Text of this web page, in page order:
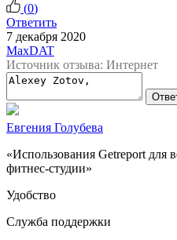
(0)
Ответить
7 декабря 2020
MaxDAT
Источник отзыва: Интернет
Евгения Голубева
«Использования Getreport для
фитнес-студии»
Удобство
Служба поддержки